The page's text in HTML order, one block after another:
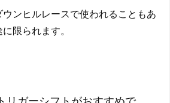
ンヒルレースで使われることもあ
限られます。